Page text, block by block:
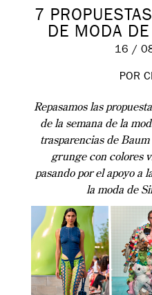
7
DE MODA
16 /
POR
Repasamos las
de la semana de la
trasparencias de
grunge con colores
pasando por el apoyo a
la moda de